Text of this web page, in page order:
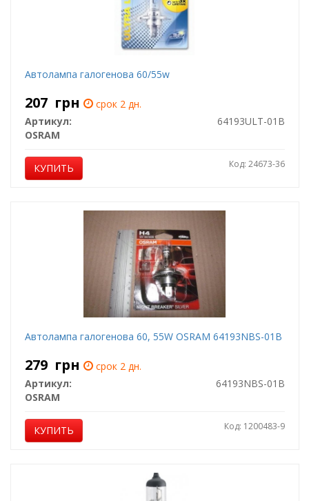
Автолампа галогенова 60/55w
207 грн
срок 2 дн.
Артикул:
64193ULT-01B
OSRAM
КУПИТЬ Код: 24673-36
Автолампа галогенова 60, 55W OSRAM 64193NBS-01B
279 грн
срок 2 дн.
Артикул:
64193NBS-01B
OSRAM
КУПИТЬ Код: 1200483-9